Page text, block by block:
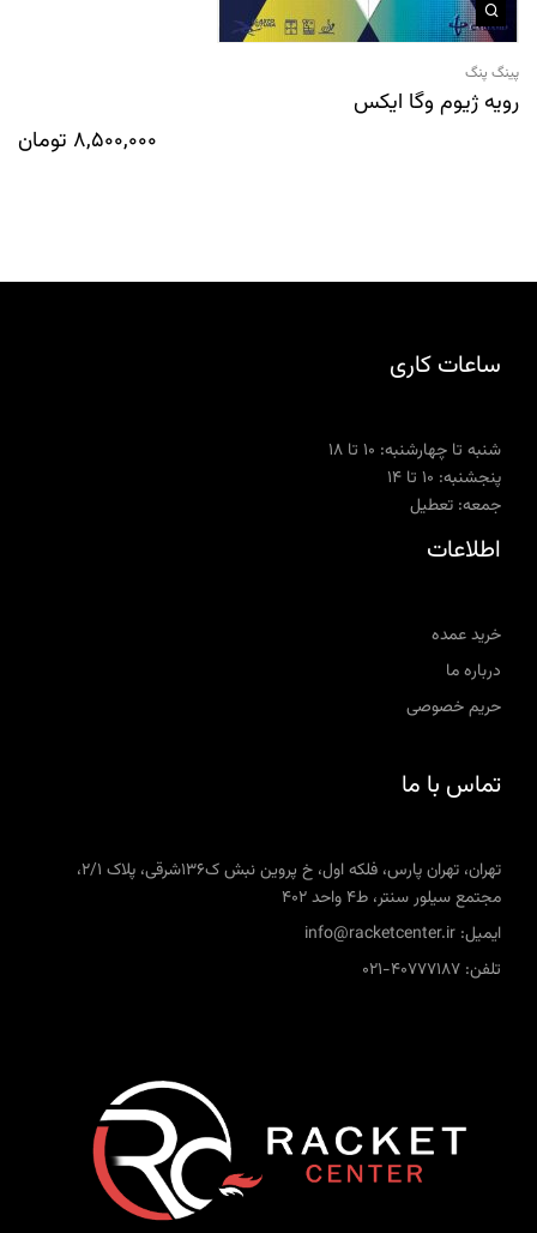
پینگ پنگ
رویه ژیوم وگا ایکس
8,500,000 تومان
ساعات کاری
شنبه تا چهارشنبه: ۱۰ تا ۱۸
پنجشنبه: ۱۰ تا ۱۴
جمعه: تعطیل
اطلاعات
خرید عمده
درباره ما
حریم خصوصی
تماس با ما
تهران، تهران پارس، فلکه اول، خ پروین نبش ک136شرقی، پلاک 2/1،
مجتمع سیلور سنتر، ط4 واحد 402
ایمیل: info@racketcenter.ir
تلفن: 40777187-021